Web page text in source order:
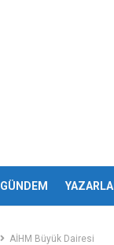
GÜNDEM
AİHM Büyük Dairesi